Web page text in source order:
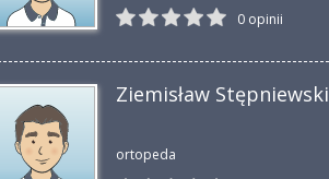
0 opinii
Ziemisław Stępniewski
ortopeda